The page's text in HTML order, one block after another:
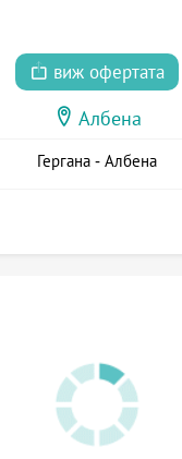
виж офертата
Албена
Гергана - Албена